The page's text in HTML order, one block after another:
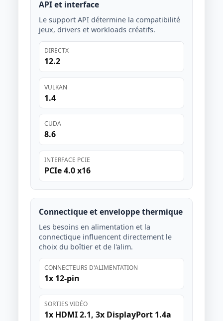
API et interface
Le support API détermine la compatibilité
jeux, drivers et workloads créatifs.
DIRECTX
12.2
VULKAN
1.4
CUDA
8.6
INTERFACE PCIE
PCIe 4.0 x16
Connectique et enveloppe thermique
Les besoins en alimentation et la
connectique influencent directement le
choix du boîtier et de l'alim.
CONNECTEURS D'ALIMENTATION
1x 12-pin
SORTIES VIDÉO
1x HDMI 2.1, 3x DisplayPort 1.4a